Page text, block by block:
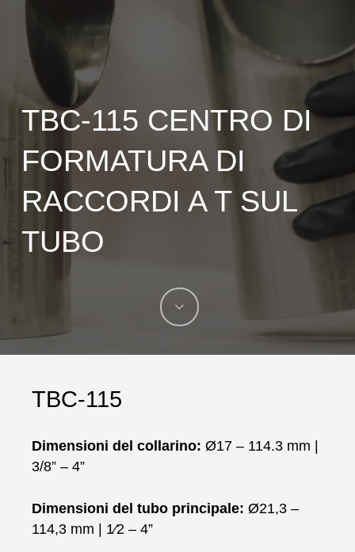
TBC-115 CENTRO DI
FORMATURA DI
RACCORDI A T SUL
TUBO
TBC-115
Dimensioni del collarino: Ø17 – 114.3 mm |
3/8” – 4”
Dimensioni del tubo principale: Ø21,3 –
114,3 mm | 1⁄2 – 4”